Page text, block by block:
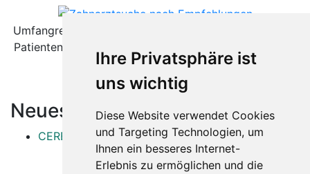
Ihre Privatsphäre ist
uns wichtig
Diese Website verwendet Cookies
und Targeting Technologien, um
Ihnen ein besseres Internet-
Erlebnis zu ermöglichen und die
Umfangreiche Bewertungsplattformen sind sowohl für
Patienten als auch für Zahnärzte äußerst hilfreich. Wie
können diese helfen.
Besser als gedacht
Neueste Artikel:
CEREC